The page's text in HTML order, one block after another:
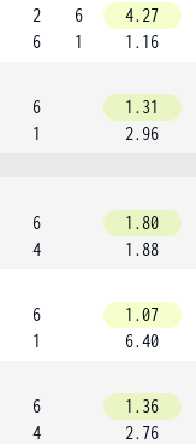
2
6
6
1
4.27
1.16
6
1
1.31
2.96
6
4
1.80
1.88
6
1
1.07
6.40
6
4
1.36
2.76